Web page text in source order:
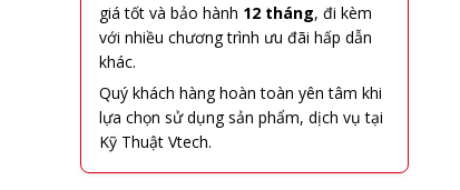
giá tốt và bảo hành 12 tháng, đi kèm
với nhiều chương trình ưu đãi hấp dẫn
khác.
Quý khách hàng hoàn toàn yên tâm khi
lựa chọn sử dụng sản phẩm, dịch vụ tại
Kỹ Thuật Vtech.